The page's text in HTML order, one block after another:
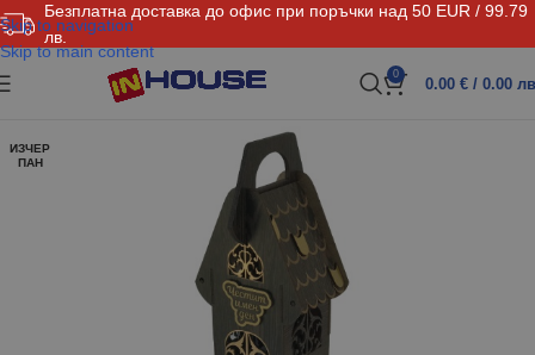
Безплатна доставка до офис при поръчки над 50 EUR / 99.79
лв.
Skip to navigation
Skip to main content
0
0.00 € / 0.00
ИЗЧЕР
ПАН